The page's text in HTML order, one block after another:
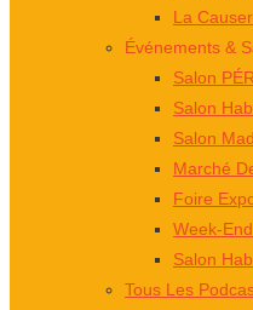
La
Événements &
Salon
Salon
Salon
Marché
Foire
Week-
Salon
Tous Les